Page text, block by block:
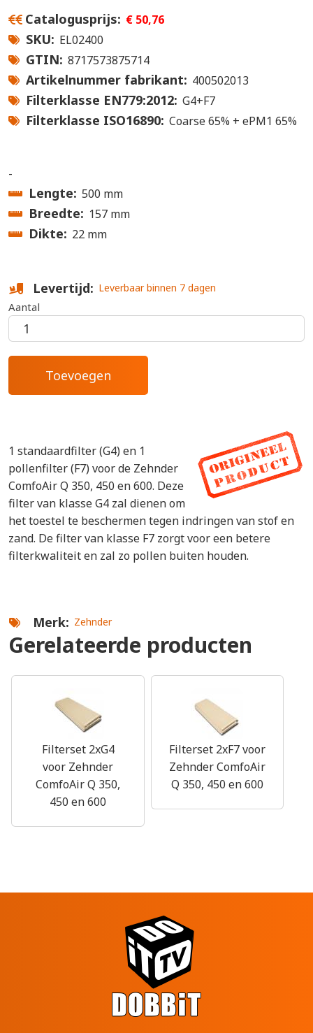
Catalogusprijs € 50,76
SKU EL02400
GTIN 8717573875714
Artikelnummer fabrikant 400502013
Filterklasse EN779:2012 G4+F7
Filterklasse ISO16890 Coarse 65% + ePM1 65%
-
Lengte 500 mm
Breedte 157 mm
Dikte 22 mm
Levertijd Leverbaar binnen 7 dagen
Aantal
1 standaardfilter (G4) en 1
pollenfilter (F7) voor de Zehnder
ComfoAir Q 350, 450 en 600. Deze
filter van klasse G4 zal dienen om
het toestel te beschermen tegen indringen van stof en
zand. De filter van klasse F7 zorgt voor een betere
filterkwaliteit en zal zo pollen buiten houden.
Merk Zehnder
Gerelateerde producten
Filterset 2xG4
voor Zehnder
ComfoAir Q 350,
450 en 600
Filterset 2xF7 voor
Zehnder ComfoAir
Q 350, 450 en 600